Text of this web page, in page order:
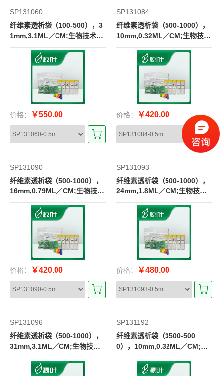
SP131060
纤维素透析袋（100-500），3
1mm,3.1ML／CM;生物技术级
CE膜
价格： ￥550.00
SP131084
纤维素透析袋（500-1000），
10mm,0.32ML／CM;生物技术
级CE膜
价格： ￥420.00
SP131090
纤维素透析袋（500-1000），
16mm,0.79ML／CM;生物技术
级CE膜
价格： ￥420.00
SP131093
纤维素透析袋（500-1000），
24mm,1.8ML／CM;生物技术
级CE膜
价格： ￥480.00
SP131096
纤维素透析袋（500-1000），
31mm,3.1ML／CM;生物技术
级CE膜
SP131192
纤维素透析袋（3500-500
0），10mm,0.32ML／CM;生
物技术级CE膜